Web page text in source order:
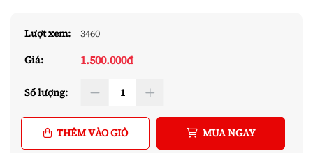
Lượt xem:
3460
Giá:
1.500.000đ
Số lượng:
THÊM VÀO GIỎ MUA NGAY